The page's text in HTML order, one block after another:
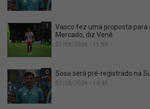
1
Vasco fez uma proposta para
Mercado, diz Venê
07/08/2026 • 11:50
0 Sosa será pré-registrado na
07/08/2026 • 14:46